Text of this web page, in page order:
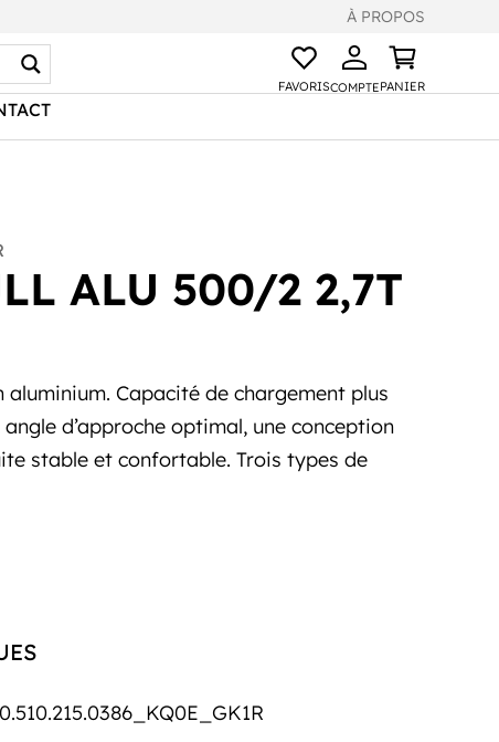
À PROPOS
FAVORISCOMPTEPANIER
ALU 500/2 2,7T
Capacité de chargement plus
d’approche optimal, une conception
stable et confortable. Trois types de